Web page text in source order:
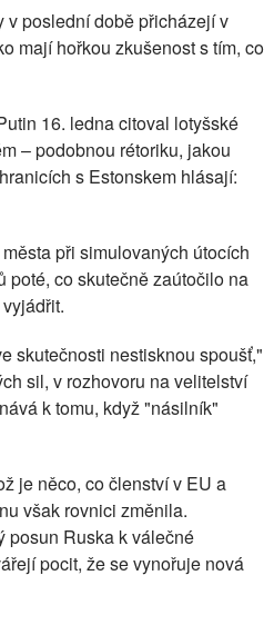
v poslední době přicházejí v
mají hořkou zkušenost s tím, co
16. ledna citoval lotyšské
– podobnou rétoriku, jakou
s Estonskem hlásají:
při simulovaných útocích
poté, co skutečně zaútočilo na
skutečnosti nestisknou spoušť,"
sil, v rozhovoru na velitelství
k tomu, když "násilník"
je něco, co členství v EU a
však rovnici změnila.
posun Ruska k válečné
pocit, že se vynořuje nová